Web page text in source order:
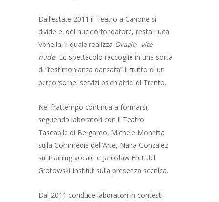
Dall’estate 2011 il Teatro a Canone si
divide e, del nucleo fondatore, resta Luca
Vonella, il quale realizza Orazio -vite
nude. Lo spettacolo raccoglie in una sorta
di “testimonianza danzata” il frutto di un
percorso nei servizi psichiatrici di Trento.
Nel frattempo continua a formarsi,
seguendo laboratori con il Teatro
Tascabile di Bergamo, Michele Monetta
sulla Commedia dell’Arte, Naira Gonzalez
sul training vocale e Jaroslaw Fret del
Grotowski Institut sulla presenza scenica.
Dal 2011 conduce laboratori in contesti